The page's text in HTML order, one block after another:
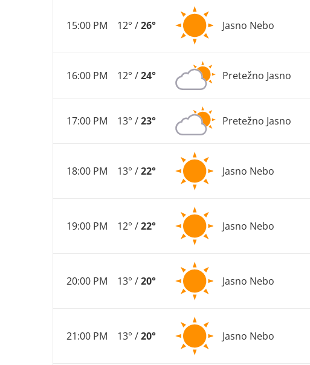
15:00 PM 12° /26° Jasno Nebo
16:00 PM 12° /24° Pretežno Jasno
17:00 PM 13° /23° Pretežno Jasno
18:00 PM 13° /22° Jasno Nebo
19:00 PM 12° /22° Jasno Nebo
20:00 PM 13° /20° Jasno Nebo
21:00 PM 13° /20° Jasno Nebo